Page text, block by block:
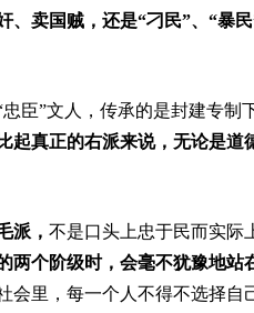
、卖国贼，还是“刁民”、“暴
臣”文人，传承的是封建专制
起真正的右派来说，无论是
派， 不是口头上忠于民而实际
两个阶级时，会毫不犹豫地
会里，每一个人不得不选择自